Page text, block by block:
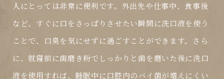
人にとっては非常に便利です。外出先や仕事中、食事後
など、すぐに口をさっぱりさせたい瞬間に洗口液を使う
ことで、口臭を気にせずに過ごすことができます。さら
に、就寝前に歯磨き粉でしっかりと歯を磨いた後に洗口
液を使用すれば、睡眠中に口腔内のバイ菌が増えにくい